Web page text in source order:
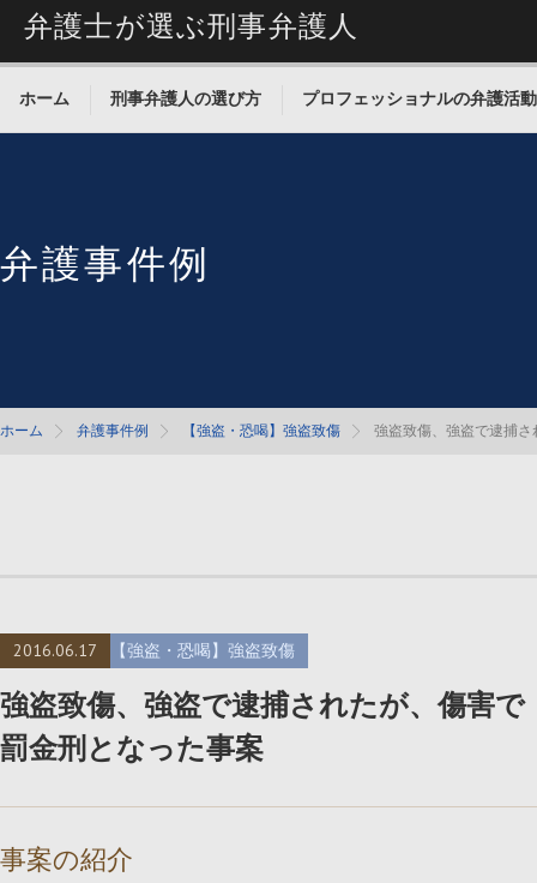
弁護士が選ぶ刑事弁護人
ホーム 刑事弁護人の選び方 プロフェッショナルの弁護活動
弁護事件例
ホーム 弁護事件例 【強盗・恐喝】強盗致傷 強盗致傷、強盗で逮捕
2016.06.17 【強盗・恐喝】強盗致傷
強盗致傷、強盗で逮捕されたが、傷害で
罰金刑となった事案
事案の紹介